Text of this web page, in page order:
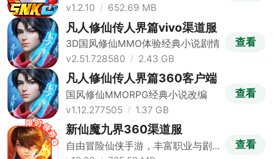
v1.2.10 652.69 MB
凡人修仙传人界篇vivo渠道服
3D国风修仙MMO体验经典小说剧情
v2.51.728580
2.43 GB
查看
凡人修仙传人界篇360客户端
国风修仙MMORPG经典小说改编
v1.12.277505
1.37 GB
查看
新仙魔九界360渠道服
自由冒险仙侠手游，丰富职业与剧
查看